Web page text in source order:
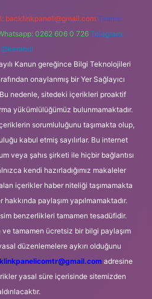
backlinkpaneli@gmail.com Teams:
0262 606 0 726 Telegram:
@karabul
Kanun gereğince Bilgi Teknolojileri
onaylanmış bir Yer Sağlayıcı
nedenle, sitedeki içerikleri proaktif
yükümlülüğümüz bulunmamaktadır.
sorumluluğunu taşımakta olup,
kabul etmiş sayılırlar. Bu internet
veya şahıs şirketi ile hiçbir bağlantısı
kendi hazırladığımız makaleler
içerikler haber niteliği taşımamakta
paylaşım yapılmamaktadır.
benzerlikleri tamamen tesadüfidir.
tamamen ücretsiz bir bilgi paylaşım
düzenlemelere aykırı olduğunu
adresine
yasal süre içerisinde sitemizden